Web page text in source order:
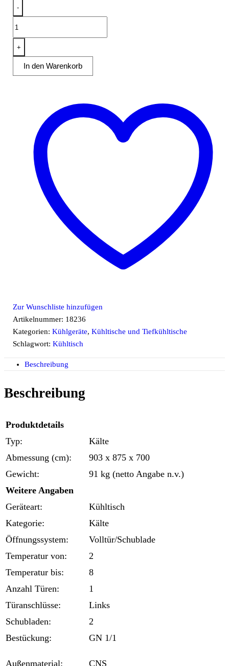
-
202
Menge
+
In den Warenkorb
Zur Wunschliste hinzufügen
Artikelnummer: 18236
Kategorien:Kühlgeräte,Kühltische und Tiefkühltische
Schlagwort:Kühltisch
Beschreibung
Beschreibung
Produktdetails
Typ:
Kälte
Abmessung (cm):
903 x 875 x 700
Gewicht:
91 kg (netto Angabe n.v.)
Weitere Angaben
Geräteart:
Kühltisch
Kategorie:
Kälte
Öffnungssystem:
Volltür/Schublade
Temperatur von:
2
Temperatur bis:
8
Anzahl Türen:
1
Türanschlüsse:
Links
Schubladen:
2
Bestückung:
GN 1/1
Außenmaterial: CNS